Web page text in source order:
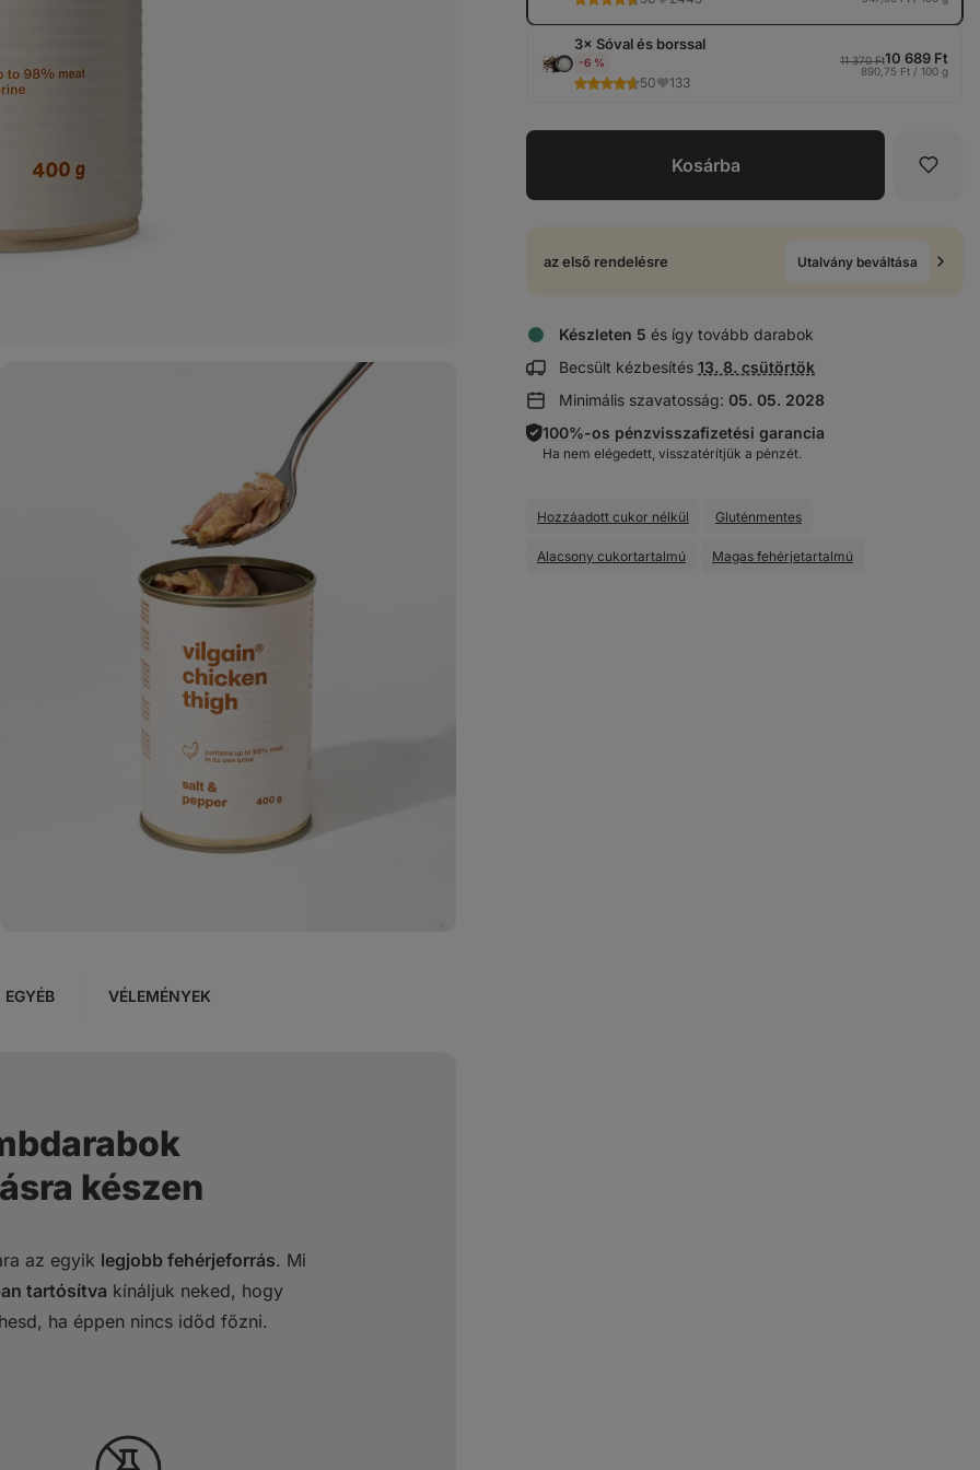
3× Sóval és borssal
-6 %
50 133
11 370 Ft10 689 Ft
890,75 Ft / 100 g
Kosárba
az első rendelésre Utalvány beváltása
Készleten 5 és így tovább darabok
Becsült kézbesítés Szállítási
megjelenítése:
13. 8. csütörtök
Minimális szavatosság: 05. 05. 2028
100%-os pénzvisszafizetési garancia
Ha nem elégedett, visszatérítjük a pénzét.
Hozzáadott cukor nélkül Gluténmentes
Alacsony cukortartalmú Magas fehérjetartalmú
EGYÉB VÉLEMÉNYEK
készen
az egyik legjobb fehérjeforrás. Mi
tartósítva kínáljuk neked, hogy
ha éppen nincs időd főzni.